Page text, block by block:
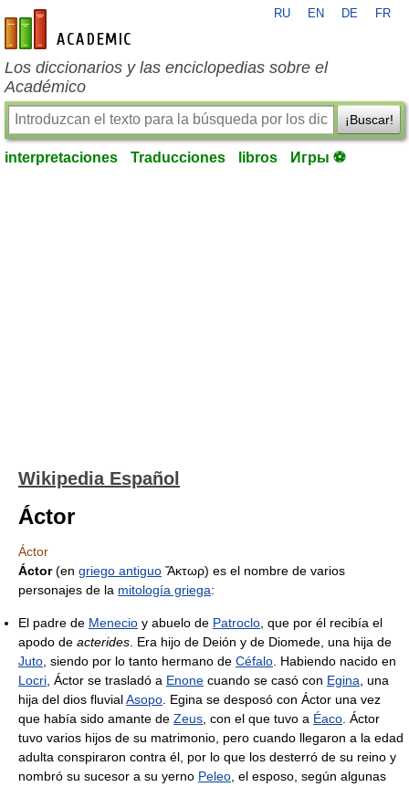
es-academic.com
RU EN DE FR
Los diccionarios y las enciclopedias sobre el
Académico
¡Buscar!
interpretaciones Traducciones libros Игры ⚽
Wikipedia Español
Áctor
Áctor
Áctor(en griego antiguo Ἄκτωρ) es el nombre de varios
personajes de la mitología griega:
El padre de Menecio y abuelo de Patroclo , que por él recibía el
apodo de acterides . Era hijo de Deión y de Diomede, una hija de
Juto , siendo por lo tanto hermano de Céfalo . Habiendo nacido en
Locri , Áctor se trasladó a Enone cuando se casó con Egina , una
hija del dios fluvialAsopo . Egina se desposó con Áctor una vez
que había sido amante de Zeus , con el que tuvo a Éaco . Áctor
tuvo varios hijos de su matrimonio, pero cuando llegaron a la edad
adulta conspiraron contra él, por lo que los desterró de su reino y
nombró su sucesor a su yerno Peleo , el esposo, según algunas